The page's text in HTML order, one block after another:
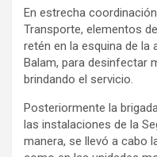
En estrecha
Transporte, elementos
retén en la esquina de la
Balam, para desinfectar
brindando el servicio.
Posteriormente la
las instalaciones de la
manera, se llevó a cabo